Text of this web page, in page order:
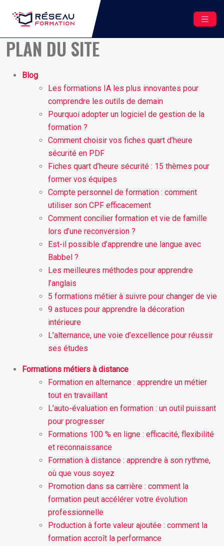
PLAN DU SITE
Blog
Les formations IA les plus innovantes pour
comprendre les outils de demain
Pourquoi adopter un logiciel de gestion de la
formation ?
Comment choisir vos fiches quart d’heure
sécurité en PDF
Fiches quart d’heure sécurité : 15 thèmes pour
former vos équipes
Compte personnel de formation : comment
utiliser son CPF efficacement
Comment concilier formation et vie de famille
lors d’une reconversion ?
Est-il possible d’apprendre une langue avec
Babbel ?
Les meilleures méthodes pour apprendre
l’anglais
5 formations métier à suivre pour changer de vie
9 astuces pour apprendre la décoration
intérieure
L’alternance, une voie d’excellence pour réussir
ses études
Formations métiers à distance
Formation en alternance : apprendre un métier
tout en travaillant
L’auto-évaluation en formation : un outil puissant
pour progresser
Formations 100 % en ligne : efficacité, flexibilité
et reconnaissance
Formation à distance : apprendre à son rythme,
où que vous soyez
Promotion dans sa carrière : comment la
formation peut accélérer votre évolution
professionnelle
Production à forte valeur ajoutée : comment la
formation accroît la performance